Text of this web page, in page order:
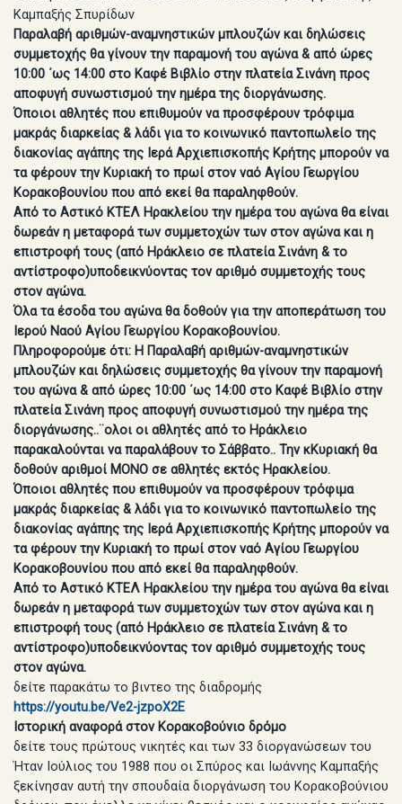
Καμπαξής Σπυρίδων
Παραλαβή αριθμών-αναμνηστικών μπλουζών και δηλώσεις
συμμετοχής θα γίνουν την παραμονή του αγώνα & από ώρες
10:00 ΄ως 14:00 στο Καφέ Βιβλίο στην πλατεία Σινάνη προς
αποφυγή συνωστισμού την ημέρα της διοργάνωσης.
Όποιοι αθλητές που επιθυμούν να προσφέρουν τρόφιμα
μακράς διαρκείας & λάδι για το κοινωνικό παντοπωλείο της
διακονίας αγάπης της Ιερά Αρχιεπισκοπής Κρήτης μπορούν να
τα φέρουν την Κυριακή το πρωί στον ναό Αγίου Γεωργίου
Κορακοβουνίου που από εκεί θα παραληφθούν.
Από το Αστικό ΚΤΕΛ Ηρακλείου την ημέρα του αγώνα θα είναι
δωρεάν η μεταφορά των συμμετοχών των στον αγώνα και η
επιστροφή τους (από Ηράκλειο σε πλατεία Σινάνη & το
αντίστροφο)υποδεικνύοντας τον αριθμό συμμετοχής τους
στον αγώνα.
Όλα τα έσοδα του αγώνα θα δοθούν για την αποπεράτωση του
Ιερού Ναού Αγίου Γεωργίου Κορακοβουνίου.
Πληροφορούμε ότι: Η Παραλαβή αριθμών-αναμνηστικών
μπλουζών και δηλώσεις συμμετοχής θα γίνουν την παραμονή
του αγώνα & από ώρες 10:00 ΄ως 14:00 στο Καφέ Βιβλίο στην
πλατεία Σινάνη προς αποφυγή συνωστισμού την ημέρα της
διοργάνωσης..¨ολοι οι αθλητές από το Ηράκλειο
παρακαλούνται να παραλάβουν το Σάββατο.. Την κΚυριακή θα
δοθούν αριθμοί ΜΟΝΟ σε αθλητές εκτός Ηρακλείου.
Όποιοι αθλητές που επιθυμούν να προσφέρουν τρόφιμα
μακράς διαρκείας & λάδι για το κοινωνικό παντοπωλείο της
διακονίας αγάπης της Ιερά Αρχιεπισκοπής Κρήτης μπορούν να
τα φέρουν την Κυριακή το πρωί στον ναό Αγίου Γεωργίου
Κορακοβουνίου που από εκεί θα παραληφθούν.
Από το Αστικό ΚΤΕΛ Ηρακλείου την ημέρα του αγώνα θα είναι
δωρεάν η μεταφορά των συμμετοχών των στον αγώνα και η
επιστροφή τους (από Ηράκλειο σε πλατεία Σινάνη & το
αντίστροφο)υποδεικνύοντας τον αριθμό συμμετοχής τους
στον αγώνα.
δείτε παρακάτω το βιντεο της διαδρομής
https://youtu.be/Ve2-jzpoX2E
Ιστορική αναφορά στον Κορακοβούνιο δρόμο
δείτε τους πρώτους νικητές και των 33 διοργανώσεων του
Ήταν Ιούλιος του 1988 που οι Σπύρος και Ιωάννης Καμπαξής
ξεκίνησαν αυτή την σπουδαία διοργάνωση του Κορακοβούνιου